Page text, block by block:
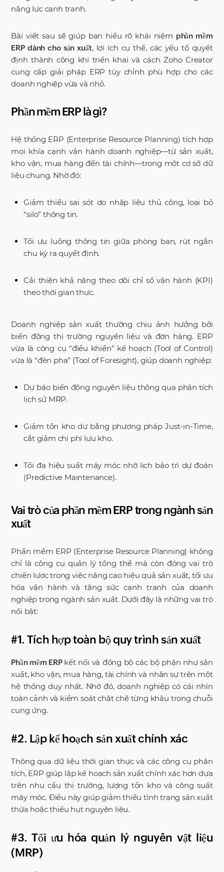
năng lực cạnh tranh.
Bài viết sau sẽ giúp bạn hiểu rõ khái niệm phần mềm
ERP dành cho sản xuất, lợi ích cụ thể, các yếu tố quyết
định thành công khi triển khai và cách Zoho Creator
cung cấp giải pháp ERP tùy chỉnh phù hợp cho các
doanh nghiệp vừa và nhỏ.
Phần mềm ERP là gì?
Hệ thống ERP (Enterprise Resource Planning) tích hợp
mọi khía cạnh vận hành doanh nghiệp—từ sản xuất,
kho vận, mua hàng đến tài chính—trong một cơ sở dữ
liệu chung. Nhờ đó:
Giảm thiểu sai sót do nhập liệu thủ công, loại bỏ
“silo” thông tin.
Tối ưu luồng thông tin giữa phòng ban, rút ngắn
chu kỳ ra quyết định.
Cải thiện khả năng theo dõi chỉ số vận hành (KPI)
theo thời gian thực.
Doanh nghiệp sản xuất thường chịu ảnh hưởng bởi
biến động thị trường nguyên liệu và đơn hàng. ERP
vừa là công cụ “điều khiển” kế hoạch (Tool of Control)
vừa là “đèn pha” (Tool of Foresight), giúp doanh nghiệp:
Dự báo biến động nguyên liệu thông qua phân tích
lịch sử MRP.
Giảm tồn kho dư bằng phương pháp Just-in-Time,
cắt giảm chi phí lưu kho.
Tối đa hiệu suất máy móc nhờ lịch bảo trì dự đoán
(Predictive Maintenance).
Vai trò của phần mềm ERP trong ngành sản
xuất
Phần mềm ERP (Enterprise Resource Planning) không
chỉ là công cụ quản lý tổng thể mà còn đóng vai trò
chiến lược trong việc nâng cao hiệu quả sản xuất, tối ưu
hóa vận hành và tăng sức cạnh tranh của doanh
nghiệp trong ngành sản xuất. Dưới đây là những vai trò
nổi bật:
#1. Tích hợp toàn bộ quy trình sản xuất
Phần mềm ERP kết nối và đồng bộ các bộ phận như sản
xuất, kho vận, mua hàng, tài chính và nhân sự trên một
hệ thống duy nhất. Nhờ đó, doanh nghiệp có cái nhìn
toàn cảnh và kiểm soát chặt chẽ từng khâu trong chuỗi
cung ứng.
#2. Lập kế hoạch sản xuất chính xác
Thông qua dữ liệu thời gian thực và các công cụ phân
tích, ERP giúp lập kế hoạch sản xuất chính xác hơn dựa
trên nhu cầu thị trường, lượng tồn kho và công suất
máy móc. Điều này giúp giảm thiểu tình trạng sản xuất
thừa hoặc thiếu hụt nguyên liệu.
#3. Tối ưu hóa quản lý nguyên vật liệu
(MRP)